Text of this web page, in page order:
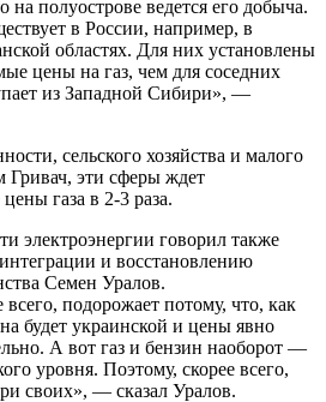
полуострове ведется его добыча.
в России, например, в
областях. Для них установлены
цены на газ, чем для соседних
из Западной Сибири», —
сельского хозяйства и малого
Гривач, эти сферы ждет
газа в 2-3 раза.
электроэнергии говорил также
и восстановлению
Семен Уралов.
всего, подорожает потому, что, как
будет украинской и цены явно
А вот газ и бензин наоборот —
уровня. Поэтому, скорее всего,
своих», — сказал Уралов.